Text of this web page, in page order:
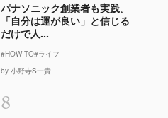
パナソニック創業者も実践。
「自分は運が良い」と信じる
だけで人...
#HOW TO#ライフ
by 小野寺S一貴
8